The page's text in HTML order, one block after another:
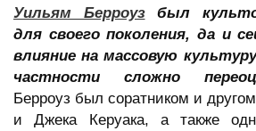
Уильям Берроузбыл
для своего поколения, да и
влияние на массовую
частности сложно
Берроуз был соратником и
и Джека Керуака, а также